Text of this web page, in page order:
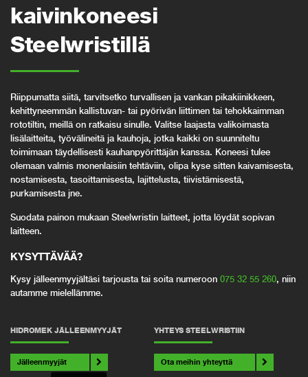
kaivinkoneesi
Steelwristillä
Riippumatta siitä, tarvitsetko turvallisen ja vankan pikakiinikkeen,
kehittyneemmän kallistuvan- tai pyörivän liittimen tai tehokkaimman
rototiltin, meillä on ratkaisu sinulle. Valitse laajasta valikoimasta
lisälaitteita, työvälineitä ja kauhoja, jotka kaikki on suunniteltu
toimimaan täydellisesti kauhanpyörittäjän kanssa. Koneesi tulee
olemaan valmis monenlaisiin tehtäviin, olipa kyse sitten kaivamisesta,
nostamisesta, tasoittamisesta, lajittelusta, tiivistämisestä,
purkamisesta jne.
Suodata painon mukaan Steelwristin laitteet, jotta löydät sopivan
laitteen.
KYSYTTÄVÄÄ?
Kysy jälleenmyyjältäsi tarjousta tai soita numeroon 075 32 55 260, niin
autamme mielellämme.
HIDROMEK JÄLLEENMYYJÄT
Jälleenmyyjät
YHTEYS STEELWRISTIIN
Ota meihin yhteyttä